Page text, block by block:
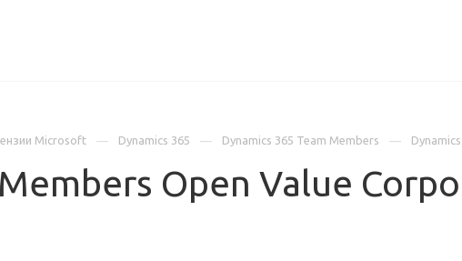
Microsoft Dynamics 365 Dynamics 365 Team Members
Open Value